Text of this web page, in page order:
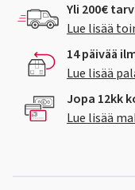
Yli 200€
Lue lisää
14 päivää
Lue lisää
Jopa 12kk
Lue lisää